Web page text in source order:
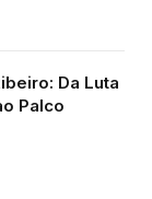
Da Luta
Palco